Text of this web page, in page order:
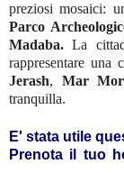
preziosi mosaici:
Parco
Madaba. La
rappresentare una
Jerash, Mar
tranquilla.
E' stata utile
Prenota il tuo